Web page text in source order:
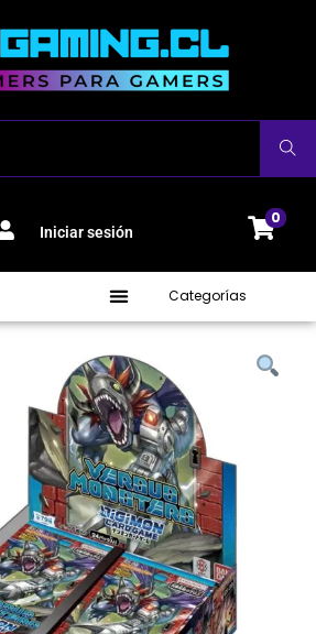
Buscar
Iniciar sesión
0
Categorías